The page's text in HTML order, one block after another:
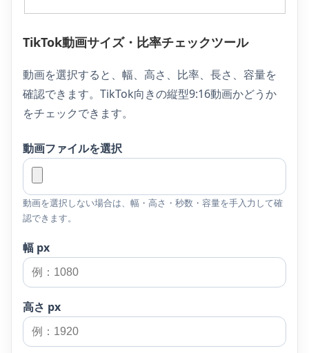
TikTok動画サイズ・比率チェックツール
動画を選択すると、幅、高さ、比率、長さ、容量を
確認できます。TikTok向きの縦型9:16動画かどうか
をチェックできます。
動画ファイルを選択
動画を選択しない場合は、幅・高さ・秒数・容量を手入力して確
認できます。
幅 px
高さ px